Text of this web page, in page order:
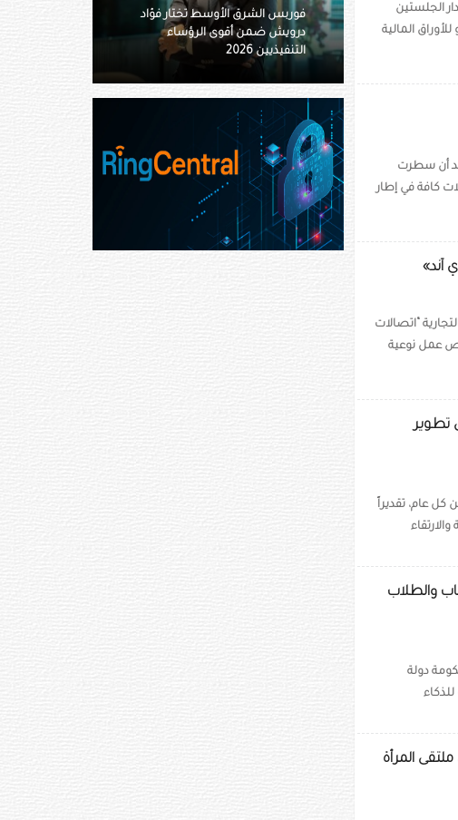
الجلستين
المالية
أن سطرت
كافة في إطار
“اتصالات
عمل نوعية
تطوير
كل عام، تقديراً
مهارات أكثر من 7750 من الشباب والطلاب
دولة
المرأة
فوربس الشرق الأوسط تختار فؤاد
درويش ضمن أقوى الرؤساء
ناقلة بقيمة 4.8 مليار درهم